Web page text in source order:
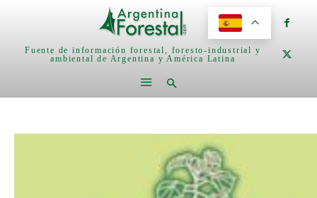
Fuente de información forestal, foresto-industrial y
ambiental de Argentina y América Latina